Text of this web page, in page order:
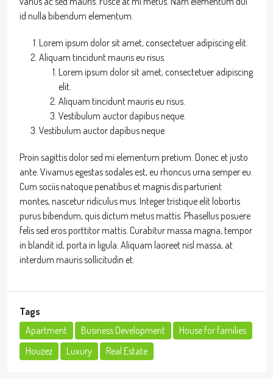
id nulla bibendum elementum.
Lorem ipsum dolor sit amet, consectetuer adipiscing elit.
Aliquam tincidunt mauris eu risus.
Lorem ipsum dolor sit amet, consectetuer adipiscing
elit.
Aliquam tincidunt mauris eu risus.
Vestibulum auctor dapibus neque.
Vestibulum auctor dapibus neque.
Proin sagittis dolor sed mi elementum pretium. Donec et justo
ante. Vivamus egestas sodales est, eu rhoncus urna semper eu.
Cum sociis natoque penatibus et magnis dis parturient
montes, nascetur ridiculus mus. Integer tristique elit lobortis
purus bibendum, quis dictum metus mattis. Phasellus posuere
felis sed eros porttitor mattis. Curabitur massa magna, tempor
in blandit id, porta in ligula. Aliquam laoreet nisl massa, at
interdum mauris sollicitudin et.
Tags
Apartment
Business Development
House for families
Houzez
Luxury Real Estate